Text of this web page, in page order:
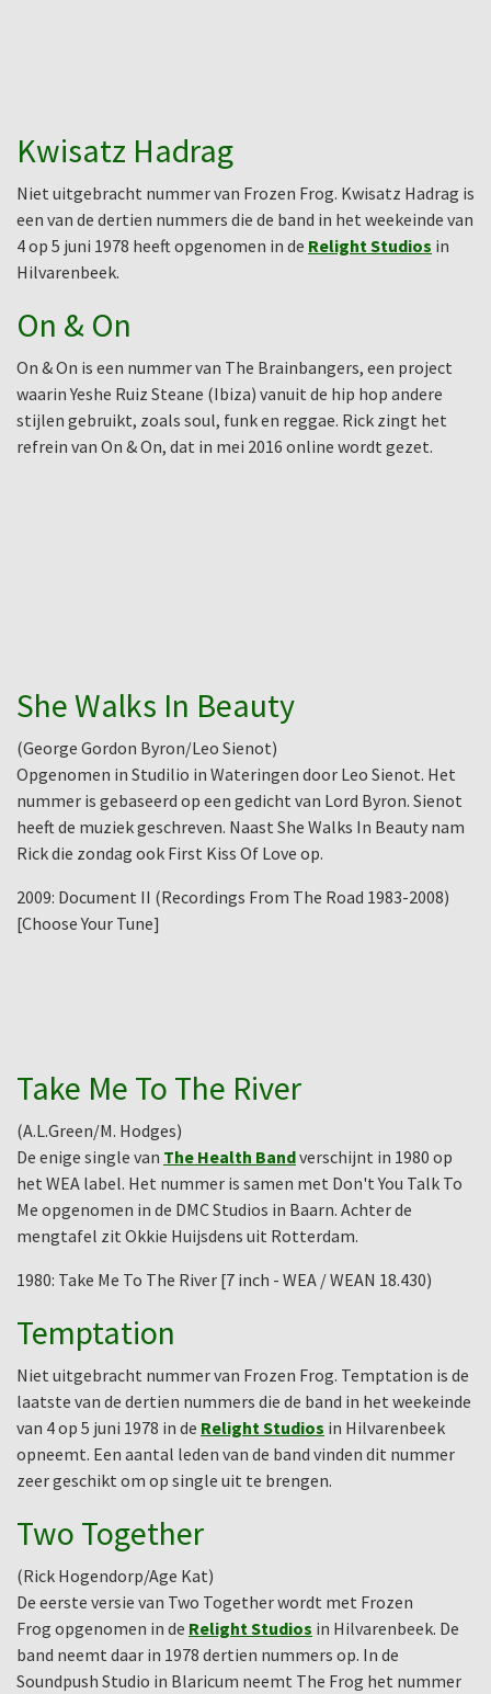
Kwisatz Hadrag
Niet uitgebracht nummer van Frozen Frog. Kwisatz Hadrag is
een van de dertien nummers die de band in het weekeinde van
4 op 5 juni 1978 heeft opgenomen in de Relight Studios in
Hilvarenbeek.
On & On
On & On is een nummer van The Brainbangers, een project
waarin Yeshe Ruiz Steane (Ibiza) vanuit de hip hop andere
stijlen gebruikt, zoals soul, funk en reggae. Rick zingt het
refrein van On & On, dat in mei 2016 online wordt gezet.
She Walks In Beauty
(George Gordon Byron/Leo Sienot)
Opgenomen in Studilio in Wateringen door Leo Sienot. Het
nummer is gebaseerd op een gedicht van Lord Byron. Sienot
heeft de muziek geschreven. Naast She Walks In Beauty nam
Rick die zondag ook First Kiss Of Love op.
2009: Document II (Recordings From The Road 1983-2008)
[Choose Your Tune]
Take Me To The River
(A.L.Green/M. Hodges)
De enige single van The Health Bandverschijnt in 1980 op
het WEA label. Het nummer is samen met Don't You Talk To
Me opgenomen in de DMC Studios in Baarn. Achter de
mengtafel zit Okkie Huijsdens uit Rotterdam.
1980: Take Me To The River [7 inch - WEA / WEAN 18.430)
Temptation
Niet uitgebracht nummer van Frozen Frog. Temptation is de
laatste van de dertien nummers die de band in het weekeinde
van 4 op 5 juni 1978 in de Relight Studios in Hilvarenbeek
opneemt. Een aantal leden van de band vinden dit nummer
zeer geschikt om op single uit te brengen.
Two Together
(Rick Hogendorp/Age Kat)
De eerste versie van Two Together wordt met Frozen
Frog opgenomen in de Relight Studios in Hilvarenbeek. De
band neemt daar in 1978 dertien nummers op. In de
Soundpush Studio in Blaricum neemt The Frog het nummer